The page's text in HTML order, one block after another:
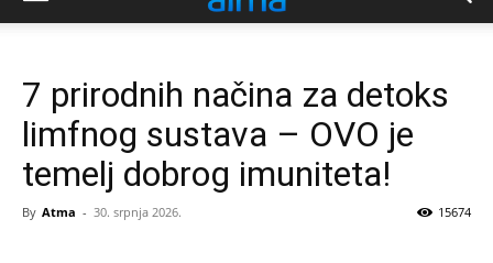
7 prirodnih načina za detoks
limfnog sustava – OVO je
temelj dobrog imuniteta!
By Atma - 30. srpnja 2026. 15674